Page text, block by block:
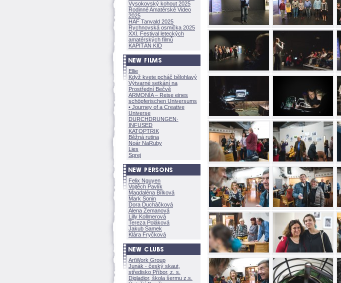
Vysokovský kohout 2025
Rodinné Amatérské Video
2025
HAF Tanvald 2025
Rychnovská osmička 2025
XXI. Festival leteckých
amatérských filmů
KAPITÁN KID
Ellie
Když kvete pcháč bělohlavý
Výtvarné setkání na
Prostřední Bečvě
ARMONÍA – Reise eines
schöpferischen Universums
• Journey of a Creative
Universe
DURCHDRUNGEN·
INFUSED
KATOPTRIK
Běžná rutina
Noár NaRuby
Lies
Sprej
Felix Nguyen
Vojtěch Pavlík
Magdaléna Bílkov
Mark Sonin
Dora Ducháčkov
Alena Zemanov
Lilly Kollmerov
Tereza Polákov
Jakub Samek
Klára Fryčkov
ArtWork Group
Junák - český skaut,
středisko Příbor, z. s.
Digladior, škola šermu z.s.